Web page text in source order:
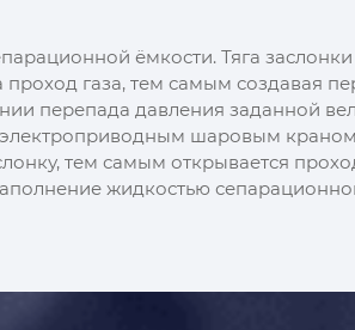
ёмкости. Тяга
газа, тем самым создавая
перепада давления заданной
шаровым
тем самым открывается
жидкостью